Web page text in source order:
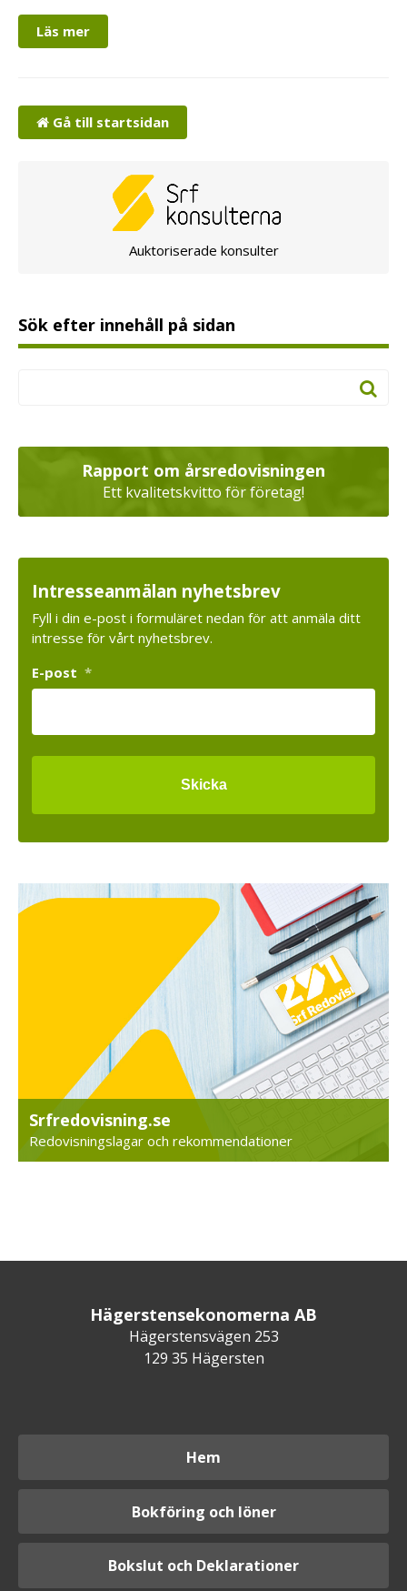
Läs mer
Gå till startsidan
Auktoriserade konsulter
Sök efter innehåll på sidan
Rapport om årsredovisningen
Ett kvalitetskvitto för företag!
Intresseanmälan nyhetsbrev
Fyll i din e-post i formuläret nedan för att anmäla ditt
intresse för vårt nyhetsbrev.
E-post *
Srfredovisning.se
Redovisningslagar och rekommendationer
Hägerstensekonomerna AB
Hägerstensvägen 253
129 35 Hägersten
Hem
Bokföring och löner
Bokslut och Deklarationer